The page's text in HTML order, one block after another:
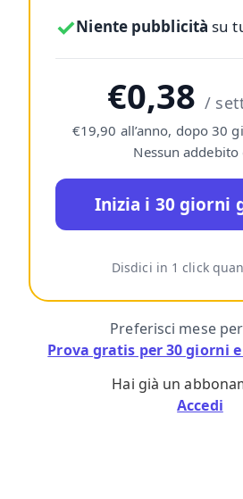
✓Niente pubblicità su
€0,38/
€19,90 all’anno, dopo 30
Nessun addebito
Inizia i 30 giorni
Disdici in 1 click
Preferisci mese
Prova gratis per 30 giorni
Hai già un
Accedi